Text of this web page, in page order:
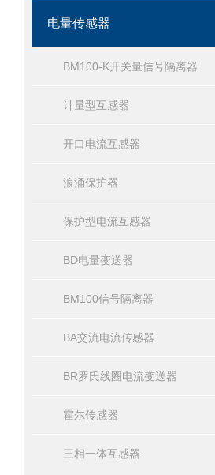
电量传感器
BM100-K开关量信号隔离器
计量型互感器
开口电流互感器
浪涌保护器
保护型电流互感器
BD电量变送器
BM100信号隔离器
BA交流电流传感器
BR罗氏线圈电流变送器
霍尔传感器
三相一体互感器